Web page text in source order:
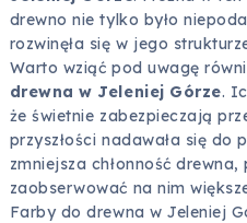
drewno nie tylko było
rozwinęła się w jego
Warto wziąć pod uwagę
drewna w Jeleniej Górze.
że świetnie zabezpieczają
przyszłości nadawała się do
zmniejsza chłonność
zaobserwować na nim
Farby do drewna w Jeleniej